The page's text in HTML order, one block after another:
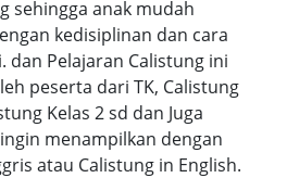
sehingga anak mudah
kedisiplinan dan cara
dan Pelajaran Calistung ini
peserta dari TK, Calistung
Kelas 2 sd dan Juga
menampilkan dengan
atau Calistung in English.